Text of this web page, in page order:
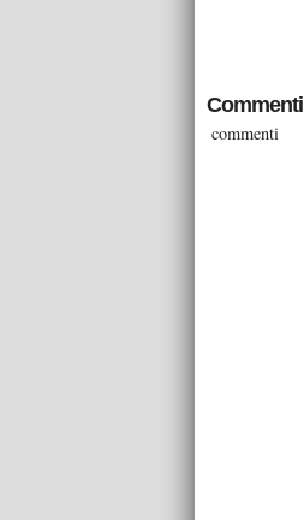
Commenti
commenti